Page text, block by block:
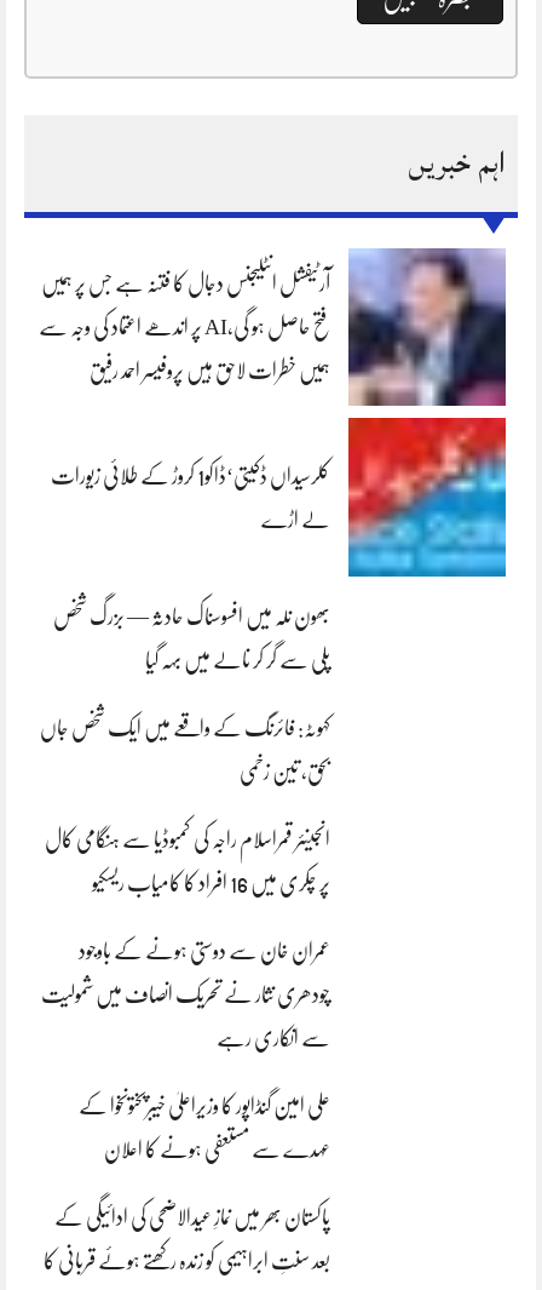
اہم خبریں
آرٹیفشل انٹلیجنس دجال کا فتنہ ہے جس پر ہمیں
فتح حاصل ہو گی،AI پر اندھے اعتماد کی وجہ سے
ہمیں خطرات لاحق ہیں پروفیسر احمد رفیق
کلرسیداں ڈکیتی‘ڈاکو1 کروڑ کے طلائی زیورات
لے اڑے
بھون نلہ میں افسوسناک حادثہ — بزرگ شخص
پلی سے گر کر نالے میں بہہ گیا
کہوٹہ: فائرنگ کے واقعے میں ایک شخص جاں
بحق، تین زخمی
انجینئر قمراسلام راجہ کی کمبوڈیا سے ہنگامی کال
پر چکری میں 16 افراد کا کامیاب ریسکیو
عمران خان سے دوستی ہونے کے باوجود
چودھری نثار نے تحریک انصاف میں شمولیت
سے انکاری رہے
علی امین گنڈاپور کا وزیراعلیٰ خیبرپختونخوا کے
عہدے سے مستعفی ہونے کا اعلان
پاکستان بھر میں نمازِ عیدالاضحی کی ادائیگی کے
بعد سنتِ ابراہیمی کو زندہ رکھتے ہوئے قربانی کا